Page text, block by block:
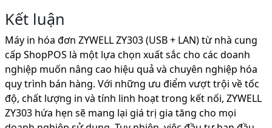
Kết luận
Máy in hóa đơn ZYWELL ZY303 (USB + LAN) từ nhà cung
cấp ShopPOS là một lựa chọn xuất sắc cho các doanh
nghiệp muốn nâng cao hiệu quả và chuyên nghiệp hóa
quy trình bán hàng. Với những ưu điểm vượt trội về tốc
độ, chất lượng in và tính linh hoạt trong kết nối, ZYWELL
ZY303 hứa hẹn sẽ mang lại giá trị gia tăng cho mọi